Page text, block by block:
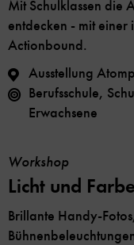
Mit Schulklassen die
entdecken - mit
Actionbound.
Ausstellung
Berufsschule,
Erwachsene
Workshop
Licht und Farbe
Brillante Handy-